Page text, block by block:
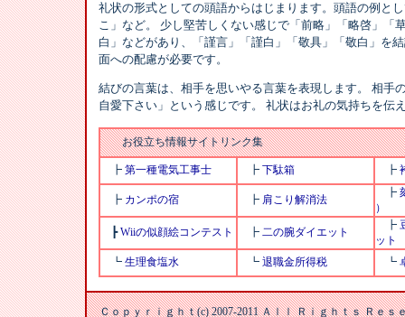
礼状の形式としての頭語からはじまります。頭語の例と
こ」など。 少し堅苦しくない感じで「前略」「略啓」「
白」などがあり、「謹言」「謹白」「敬具」「敬白」を
面への配慮が必要です。
結びの言葉は、相手を思いやる言葉を表現します。 相手
自愛下さい」という感じです。 礼状はお礼の気持ちを伝
お役立ち情報サイトリンク集
┣ 第一種電気工事士 ┣ 下駄箱 ┣
┣ カンポの宿 ┣ 肩こり解消法
┣
）
┣Wiiの似顔絵コンテスト ┣ 二の腕ダイエット
┣
ット
┗ 生理食塩水 ┗ 退職金所得税 ┗
Ｃｏｐｙｒｉｇｈｔ(c) 2007-2011 Ａｌｌ Ｒｉｇｈｔｓ Ｒｅ